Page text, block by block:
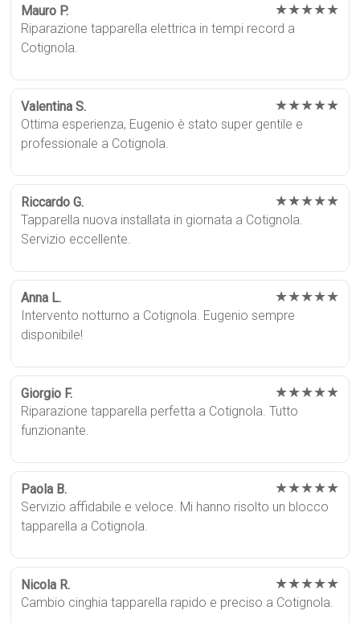
Mauro P. ★★★★★
Riparazione tapparella elettrica in tempi record a
Cotignola.
Valentina S. ★★★★★
Ottima esperienza, Eugenio è stato super gentile e
professionale a Cotignola.
Riccardo G. ★★★★★
Tapparella nuova installata in giornata a Cotignola.
Servizio eccellente.
Anna L. ★★★★★
Intervento notturno a Cotignola. Eugenio sempre
disponibile!
Giorgio F. ★★★★★
Riparazione tapparella perfetta a Cotignola. Tutto
funzionante.
Paola B. ★★★★★
Servizio affidabile e veloce. Mi hanno risolto un blocco
tapparella a Cotignola.
Nicola R. ★★★★★
Cambio cinghia tapparella rapido e preciso a Cotignola.